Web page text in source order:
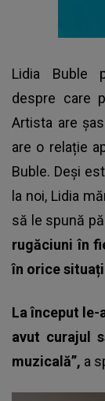
Lidia Buble
despre care
Artista are
are o relație
Buble. Deși
la noi, Lidia
să le spună
rugăciuni în
în orice
La început
avut curajul
muzicală”, a